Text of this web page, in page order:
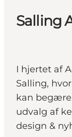
Salling
I hjertet af
Salling,
kan
udvalg af
design &